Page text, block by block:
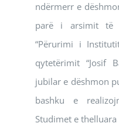
ndërmerr e
parë i arsimit të
“Përurimi i
qytetërimit “Josif
jubilar e dëshmon
bashku e
Studimet e